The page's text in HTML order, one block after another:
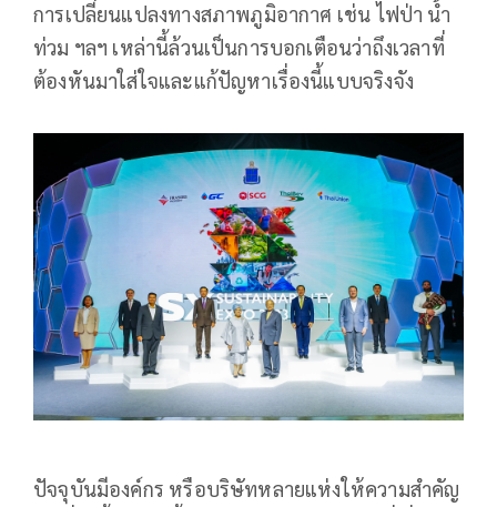
การเปลี่ยนแปลงทางสภาพภูมิอากาศ เช่น ไฟป่า น้ำ
ท่วม ฯลฯ เหล่านี้ล้วนเป็นการบอกเตือนว่าถึงเวลาที่
ต้องหันมาใส่ใจและแก้ปัญหาเรื่องนี้แบบจริงจัง
ปัจจุบันมีองค์กร หรือบริษัทหลายแห่งให้ความสำคัญ